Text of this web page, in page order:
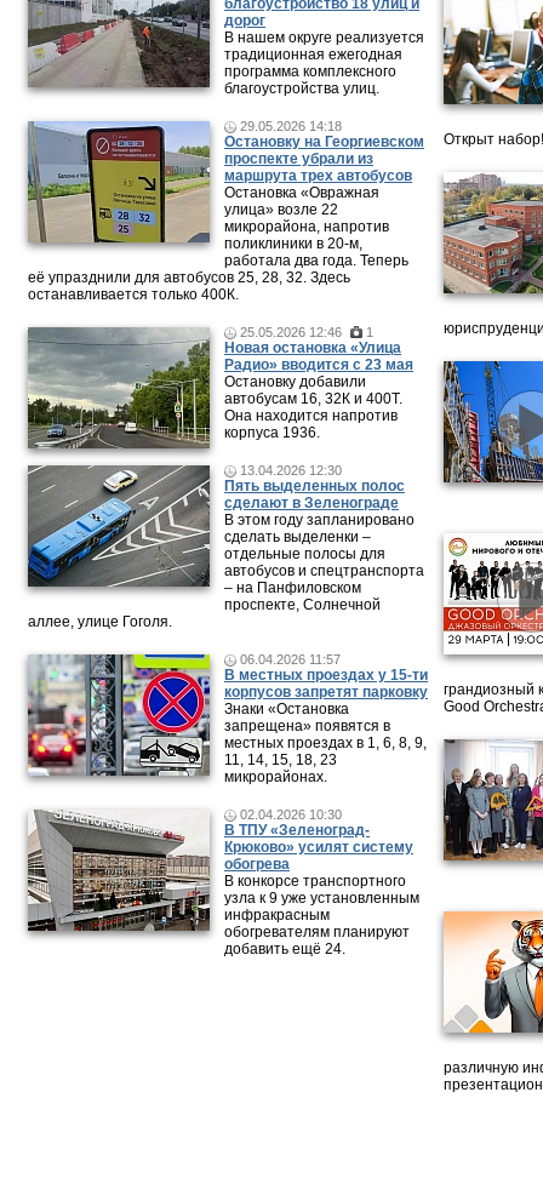
благоустройство 18 улиц и
дорог
В нашем округе реализуется
традиционная ежегодная
программа комплексного
благоустройства улиц.
29.05.2026 14:18
Остановку на Георгиевском
проспекте убрали из
маршрута трех автобусов
Остановка «Овражная
улица» возле 22
микрорайона, напротив
поликлиники в 20-м,
работала два года. Теперь
её упразднили для автобусов 25, 28, 32. Здесь
останавливается только 400К.
25.05.2026 12:46 1
Новая остановка «Улица
Радио» вводится с 23 мая
Остановку добавили
автобусам 16, 32К и 400Т.
Она находится напротив
корпуса 1936.
13.04.2026 12:30
Пять выделенных полос
сделают в Зеленограде
В этом году запланировано
сделать выделенки –
отдельные полосы для
автобусов и спецтранспорта
– на Панфиловском
проспекте, Солнечной
аллее, улице Гоголя.
06.04.2026 11:57
В местных проездах у 15-ти
корпусов запретят парковку
Знаки «Остановка
запрещена» появятся в
местных проездах в 1, 6, 8, 9,
11, 14, 15, 18, 23
микрорайонах.
02.04.2026 10:30
В ТПУ «Зеленоград-
Крюково» усилят систему
обогрева
В конкорсе транспортного
узла к 9 уже установленным
инфракрасным
обогревателям планируют
добавить ещё 24.
Открыт набор!
грандиозный
Good
различную